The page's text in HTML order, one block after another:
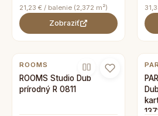
21,23 € / balenie (2,372 m²)
Zobraziť
ROOMS
ROOMS Studio Dub
prírodný R 0811